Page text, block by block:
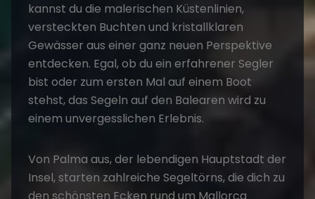
kannst du die malerischen Küstenlinien,
versteckten Buchten und kristallklaren
Gewässer aus einer ganz neuen Perspektive
entdecken. Egal, ob du ein erfahrener Segler
bist oder zum ersten Mal auf einem Boot
stehst, das Segeln auf den Balearen wird zu
einem unvergesslichen Erlebnis.
Von Palma aus, der lebendigen Hauptstadt der
Insel, starten zahlreiche Segeltörns, die dich zu
den schönsten Ecken rund um Mallorca